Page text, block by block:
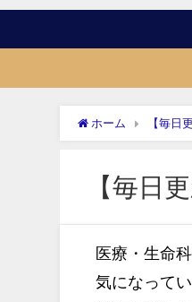
ホーム 【毎日
【毎日
医療・生命
気になって